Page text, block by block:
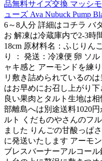
品無料サイズ交換 マッシ
ューズ Ava Nubuck Pump
6～8人分 詳細はコチラ バ
お 解凍は冷蔵庫内で2-3時
18cm 原材料名：ふじりん
り ： 発送：冷凍便 卵 ソ
ャキ感と アーモンドを練
リ敷き詰められているの
はお早めにお召し上がり
良い果肉とタルト生地は
部離島へは別途送料1020
ルト くだものやさんのフ
ました りんごの甘酸っぱ
に発送いたします アーモ
ブレスバーナーアルコー